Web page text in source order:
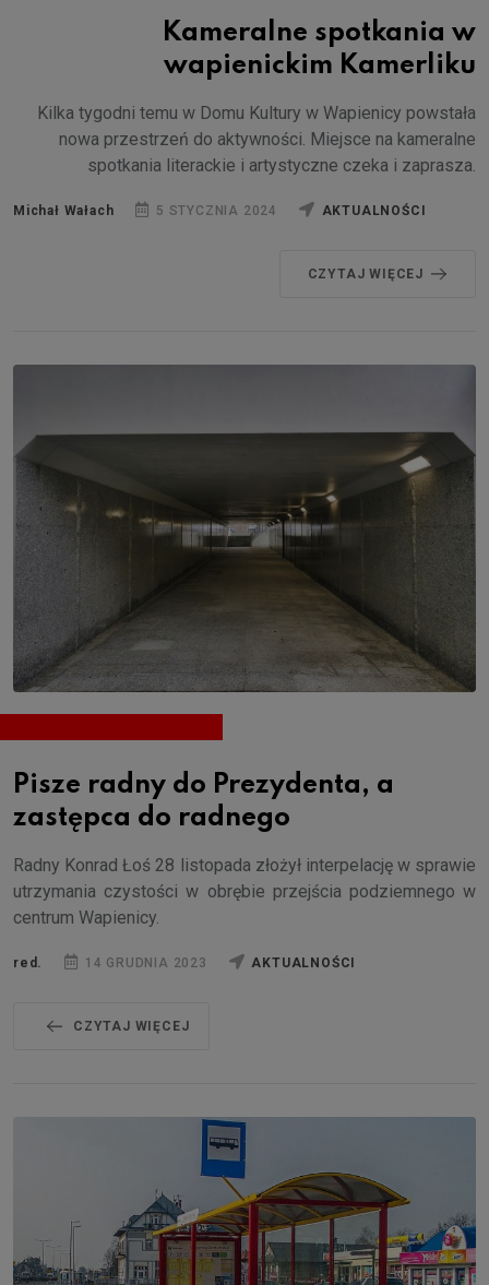
Kameralne spotkania w
wapienickim Kamerliku
Kilka tygodni temu w Domu Kultury w Wapienicy powstała
nowa przestrzeń do aktywności. Miejsce na kameralne
spotkania literackie i artystyczne czeka i zaprasza.
Michał Wałach 5 STYCZNIA 2024 AKTUALNOŚCI
CZYTAJ WIĘCEJ
Pisze radny do Prezydenta, a
zastępca do radnego
Radny Konrad Łoś 28 listopada złożył interpelację w sprawie
utrzymania czystości w obrębie przejścia podziemnego w
centrum Wapienicy.
red. 14 GRUDNIA 2023 AKTUALNOŚCI
CZYTAJ WIĘCEJ